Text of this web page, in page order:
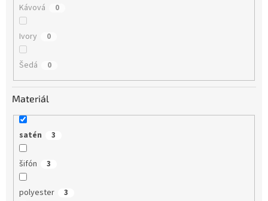
Kávová 0
Ivory 0
Šedá 0
Materiál
satén 3
šifón 3
polyester 3